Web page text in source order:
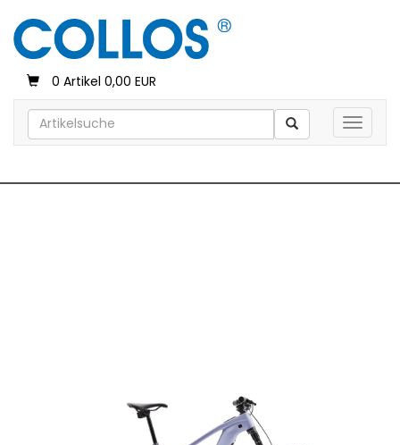
0 Artikel 0,00 EUR
Toggle